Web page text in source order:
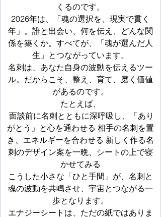
くるのです。
2026年は、「魂の選択を、現実で貫く
年」。誰と出会い、何を伝え、どんな関
係を築くか。すべてが、「魂が選んだ人
生」とつながっています。
名刺は、あなた自身の波動を伝えるツー
ル。だからこそ、整え、育て、磨く価値
があるのです。
たとえば、
面談前に名刺とともに深呼吸し、「あり
がとう」と心を通わせる 相手の名刺を置
き、エネルギーを合わせる 新しく作る名
刺のデザイン案を一晩、シートの上で寝
かせてみる
こうした小さな「ひと手間」が、名刺と
魂の波動を共鳴させ、宇宙とつながる一
歩となります。
エナジーシートは、ただの紙ではありま